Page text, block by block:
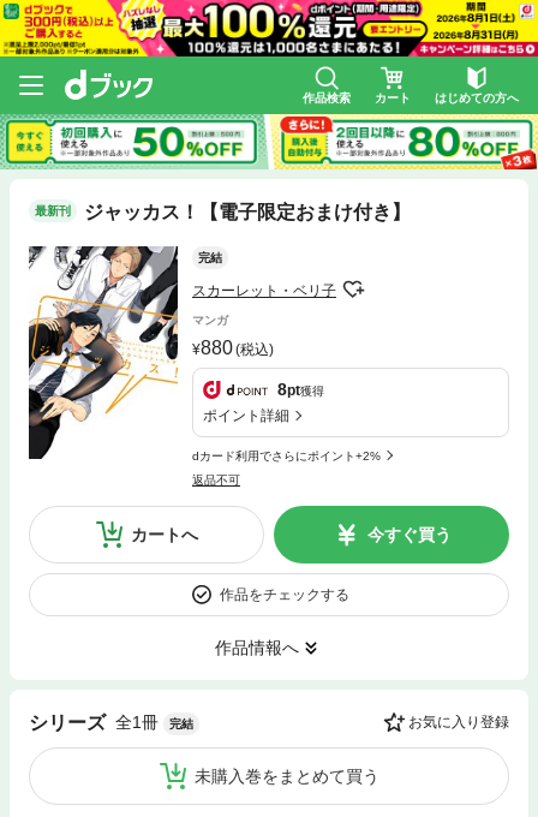
作品検索 カート はじめての方へ
最新刊 ジャッカス！【電子限定おまけ付き】
完結
スカーレット・ベリ子
マンガ
880(税込)
8pt獲得
ポイント詳細
dカード利用でさらにポイント+2%
返品不可
カートへ 今すぐ買う
作品をチェックする
作品情報へ
シリーズ 全1冊 完結 お気に入り登録
未購入巻をまとめて買う